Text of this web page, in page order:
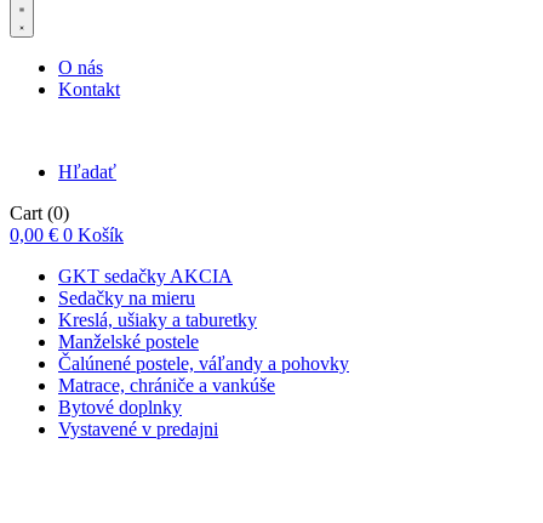
O nás
Kontakt
Hľadať
Cart (0)
0,00 € 0 Košík
GKT sedačky AKCIA
Sedačky na mieru
Kreslá, ušiaky a taburetky
Manželské postele
Čalúnené postele, váľandy a pohovky
Matrace, chrániče a vankúše
Bytové doplnky
Vystavené v predajni